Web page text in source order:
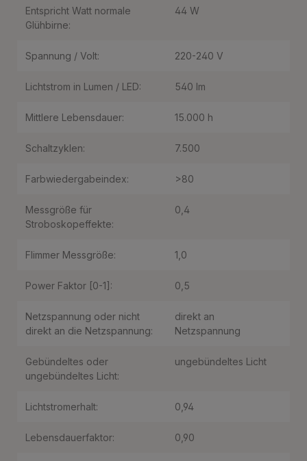
Entspricht Watt normale
Glühbirne:
44 W
Spannung / Volt: 220-240 V
Lichtstrom in Lumen / LED: 540 lm
Mittlere Lebensdauer: 15.000 h
Schaltzyklen: 7.500
Farbwiedergabeindex: >80
Messgröße für
Stroboskopeffekte:
0,4
Flimmer Messgröße: 1,0
Power Faktor [0-1]: 0,5
Netzspannung oder nicht
direkt an die Netzspannung:
direkt an
Netzspannung
Gebündeltes oder
ungebündeltes Licht:
ungebündeltes Licht
Lichtstromerhalt: 0,94
Lebensdauerfaktor: 0,90